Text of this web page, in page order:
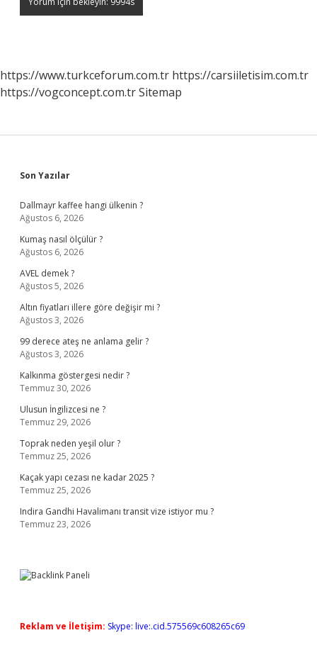
https://www.turkceforum.com.tr https://carsiiletisim.com.tr
https://vogconcept.com.trSitemap
Sidebar
Son Yazılar
Dallmayr kaffee hangi ülkenin ?
Ağustos 6, 2026
Kumaş nasıl ölçülür ?
Ağustos 6, 2026
AVEL demek ?
Ağustos 5, 2026
Altın fiyatları illere göre değişir mi ?
Ağustos 3, 2026
99 derece ateş ne anlama gelir ?
Ağustos 3, 2026
Kalkınma göstergesi nedir ?
Temmuz 30, 2026
Ulusun İngilizcesi ne ?
Temmuz 29, 2026
Toprak neden yeşil olur ?
Temmuz 25, 2026
Kaçak yapı cezası ne kadar 2025 ?
Temmuz 25, 2026
Indira Gandhi Havalimanı transit vize istiyor mu ?
Temmuz 23, 2026
Reklam ve İletişim: Skype: live:.cid.575569c608265c69